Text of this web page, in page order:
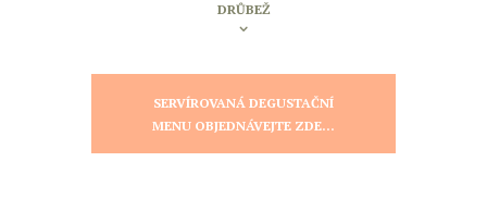
DRŮBEŽ
SERVÍROVANÁ DEGUSTAČNÍ
MENU OBJEDNÁVEJTE ZDE...